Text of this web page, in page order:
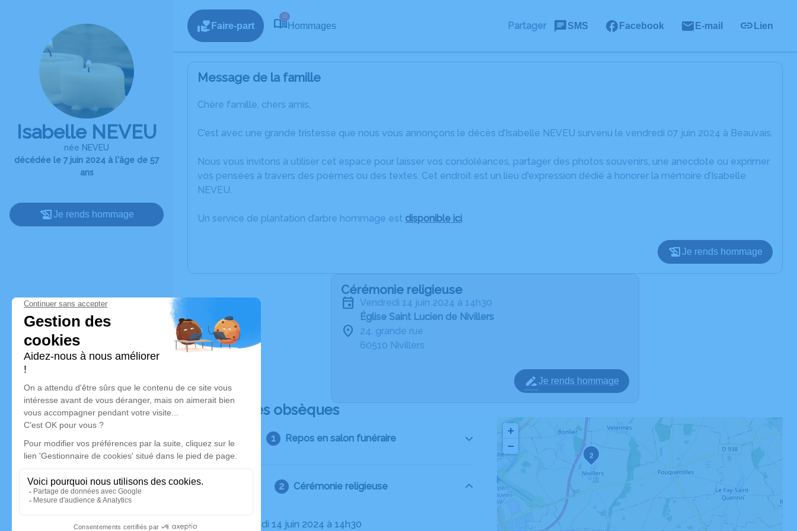
Isabelle NEVEU
née NEVEU
décédée le 7 juin 2024 à l'âge de 57
ans
Je rends hommage
Faire-part
13
Hommages Partager SMS Facebook E-mail Lien
Message de la famille
Chère famille, chers amis,
C’est avec une grande tristesse que nous vous annonçons le décès d’Isabelle NEVEU survenu le vendredi 07 juin 2024 à Beauvais.
Nous vous invitons à utiliser cet espace pour laisser vos condoléances, partager des photos souvenirs, une anecdote ou exprimer
vos pensées à travers des poèmes ou des textes. Cet endroit est un lieu d'expression dédié à honorer la mémoire d’Isabelle
NEVEU.
Un service de plantation d’arbre hommage est disponible ici.
Je rends hommage
Cérémonie religieuse
vendredi 14 juin 2024 à 14h30
Église Saint Lucien de Nivillers
24, grande rue
60510 Nivillers
Je rends hommage
Déroulé des obsèques
Repos en salon funéraire
Cérémonie religieuse
Le vendredi 14 juin 2024 à 14h30
2
+
−